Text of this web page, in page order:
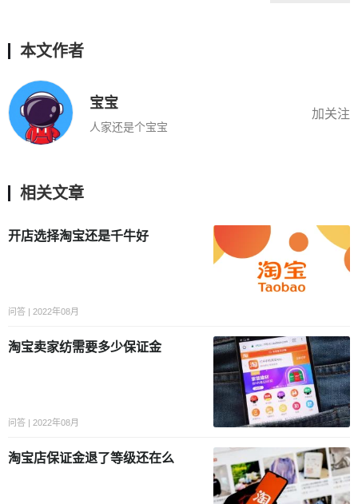
本文作者
宝宝
人家还是个宝宝
加关注
相关文章
开店选择淘宝还是千牛好
问答 | 2022年08月
淘宝卖家纺需要多少保证金
问答 | 2022年08月
淘宝店保证金退了等级还在么